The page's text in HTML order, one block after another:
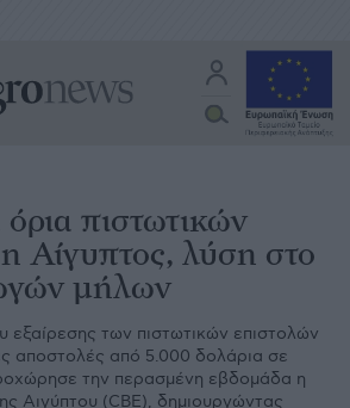
πιστωτικών
Αίγυπτος, λύση στο
μήλων
εξαίρεσης των πιστωτικών επιστολών
αποστολές από 5.000 δολάρια σε
την περασμένη εβδομάδα η
Αιγύπτου (CBE), δημιουργώντας